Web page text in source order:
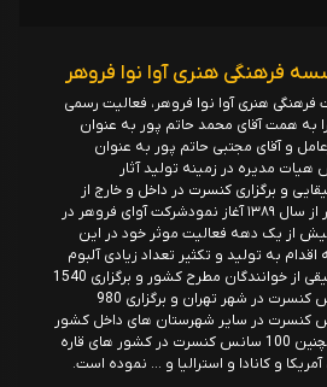
فرهنگی هنری آوا نوا فروهر
فرهنگی هنری آوا نوا فروهر، فعالیت رسمی
به همت آقای محمد حاتم پور به عنوان
و آقای مجتبی حاتم پور به عنوان
هیات مدیره در زمینه تولید آثار
و برگزاری کنسرت در داخل و خارج از
کشور از سال ۱۳۸۹ آغاز نمودشرکت آوای فروهر در
از یک دهه فعالیت موثر خود در این
به تولید و تکثیر تعداد زیادی آلبوم
موسیقی از خوانندگان مطرح کشور و برگزاری 1540
سانس کنسرت در شهر تهران و برگزاری 980
کنسرت در سایر شهرستان های داخل کشور
و همچنین 100 سانس کنسرت در کشور های قاره
آمریکا و کانادا و استرالیا و … نموده است.